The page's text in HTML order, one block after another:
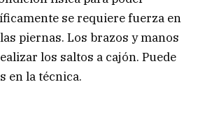
se requiere fuerza en
piernas. Los brazos y manos
los saltos a cajón. Puede
en la técnica.